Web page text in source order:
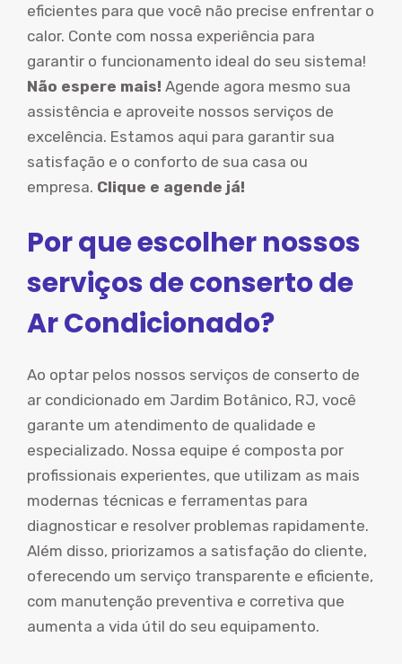
eficientes para que você não precise enfrentar o
calor. Conte com nossa experiência para
garantir o funcionamento ideal do seu sistema!
Não espere mais! Agende agora mesmo sua
assistência e aproveite nossos serviços de
excelência. Estamos aqui para garantir sua
satisfação e o conforto de sua casa ou
empresa. Clique e agende já!
Por que escolher nossos
serviços de conserto de
Ar Condicionado?
Ao optar pelos nossos serviços de conserto de
ar condicionado em Jardim Botânico, RJ, você
garante um atendimento de qualidade e
especializado. Nossa equipe é composta por
profissionais experientes, que utilizam as mais
modernas técnicas e ferramentas para
diagnosticar e resolver problemas rapidamente.
Além disso, priorizamos a satisfação do cliente,
oferecendo um serviço transparente e eficiente,
com manutenção preventiva e corretiva que
aumenta a vida útil do seu equipamento.